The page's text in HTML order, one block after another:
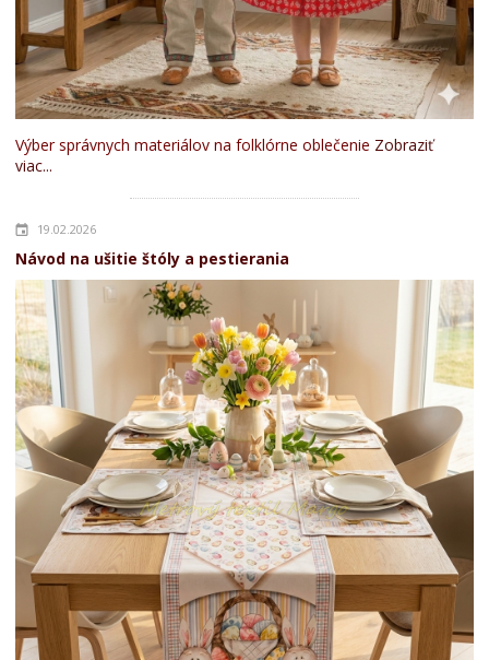
Výber správnych materiálov na folklórne oblečenie Zobraziť
viac...
19.02.2026
Návod na ušitie štóly a pestierania